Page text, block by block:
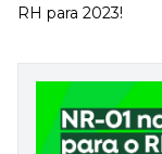
Gestão de
Recursos
Fortaleça a
Desenvolva a
RH para 2023!